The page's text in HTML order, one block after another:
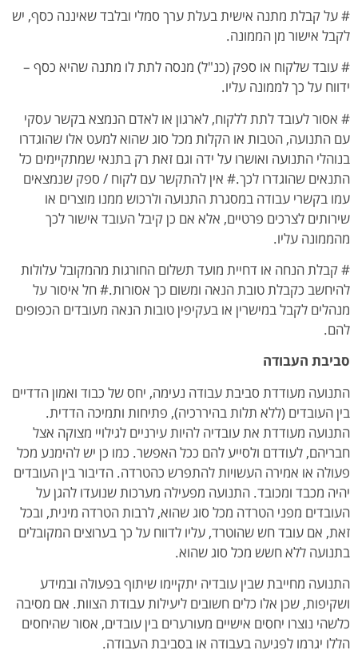
# על קבלת מתנה אישית בעלת ערך סמלי ובלבד שאיננה כסף, יש
לקבל אישור מן הממונה.
# עובד שלקוח או ספק (כנ"ל) מנסה לתת לו מתנה שהיא כסף –
ידווח על כך לממונה עליו.
# אסור לעובד לתת ללקוח, לארגון או לאדם הנמצא בקשר עסקי
עם התנועה, הטבות או הקלות מכל סוג שהוא למעט אלו שהוגדרו
בנוהלי התנועה ואושרו על ידה וגם זאת רק בתנאי שמתקיימים כל
התנאים שהוגדרו לכך.# אין להתקשר עם לקוח / ספק שנמצאים
עמו בקשרי עבודה במסגרת התנועה ולרכוש ממנו מוצרים או
שירותים לצרכים פרטיים, אלא אם כן קיבל העובד אישור לכך
מהממונה עליו.
# קבלת הנחה או דחיית מועד תשלום החורגות מהמקובל עלולות
להיחשב כקבלת טובת הנאה ומשום כך אסורות.# חל איסור על
מנהלים לקבל במישרין או בעקיפין טובות הנאה מעובדים הכפופים
להם.
סביבת העבודה
התנועה מעודדת סביבת עבודה נעימה, יחס של כבוד ואמון הדדיים
בין העובדים (ללא תלות בהיררכיה), פתיחות ותמיכה הדדית.
התנועה מעודדת את עובדיה להיות עירניים לגילויי מצוקה אצל
חבריהם, לעודדם ולסייע להם ככל האפשר. כמו כן יש להימנע מכל
פעולה או אמירה העשויות להתפרש כהטרדה. הדיבור בין העובדים
יהיה מכבד ומכובד. התנועה מפעילה מערכות שנועדו להגן על
העובדים מפני הטרדה מכל סוג שהוא, לרבות הטרדה מינית, ובכל
זאת, אם עובד חש שהוטרד, עליו לדווח על כך בערוצים המקובלים
בתנועה ללא חשש מכל סוג שהוא.
התנועה מחייבת שבין עובדיה יתקיימו שיתוף בפעולה ובמידע
ושקיפות, שכן אלו כלים חשובים ליעילות עבודת הצוות. אם מסיבה
כלשהי נוצרו יחסים אישיים מעורערים בין עובדים, אסור שהיחסים
הללו יגרמו לפגיעה בעבודה או בסביבת העבודה.